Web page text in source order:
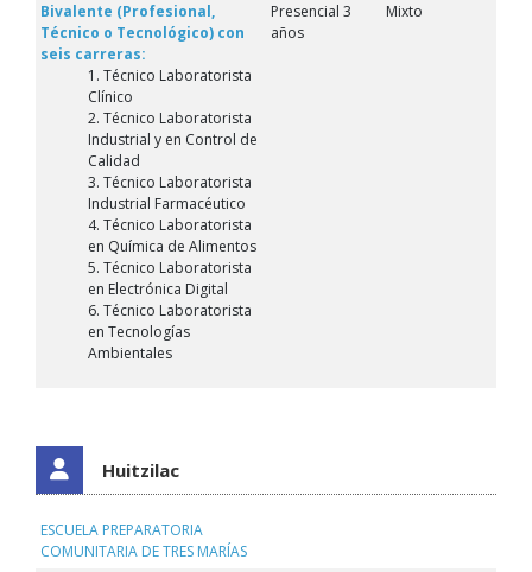
Bivalente (Profesional,
Técnico o Tecnológico) con
seis carreras:
1. Técnico Laboratorista
Clínico
2. Técnico Laboratorista
Industrial y en Control de
Calidad
3. Técnico Laboratorista
Industrial Farmacéutico
4. Técnico Laboratorista
en Química de Alimentos
5. Técnico Laboratorista
en Electrónica Digital
6. Técnico Laboratorista
en Tecnologías
Ambientales
Presencial 3
años
Mixto
Huitzilac
ESCUELA PREPARATORIA
COMUNITARIA DE TRES MARÍAS